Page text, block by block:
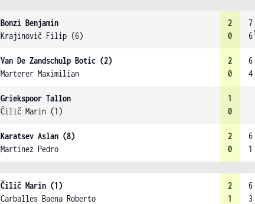
Bonzi Benjamin
Krajinovič Filip (6)
2
0
7
6
Van De Zandschulp Botic (2)
Marterer Maximilian
2
0
6
4
Griekspoor Tallon
Čilič Marin (1)
1
0
Karatsev Aslan (8)
Martinez Pedro
2
0
6
1
Čilič Marin (1)
Carballes Baena Roberto
2
1
6
3